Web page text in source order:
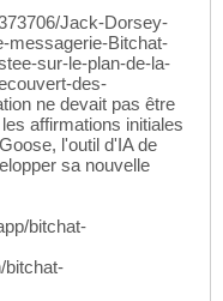
Jack-Dorsey-
messagerie-Bitchat-
sur-le-plan-de-la-
des-
ne devait pas être
affirmations initiales
l'outil d'IA de
sa nouvelle
bitchat-
bitchat-